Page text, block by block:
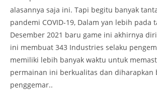
alasannya saja ini. Tapi begitu banyak
pandemi COVID-19, Dalam yan lebih pada
Desember 2021 baru game ini akhirnya
ini membuat 343 Industries selaku
memiliki lebih banyak waktu untuk
permainan ini berkualitas dan diharapkan
penggemar..